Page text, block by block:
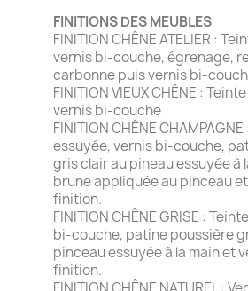
FINITIONS DES MEUBLES
FINITION CHÊNE ATELIER :
vernis bi-couche, égrenage,
carbonne puis vernis bi-
FINITION VIEUX CHÊNE :
vernis bi-couche
FINITION CHÊNE
essuyée, vernis bi-couche,
gris clair au pineau essuyée à
brune appliquée au pinceau
finition.
FINITION CHÊNE GRISE :
bi-couche, patine poussière
pinceau essuyée à la main et
finition.